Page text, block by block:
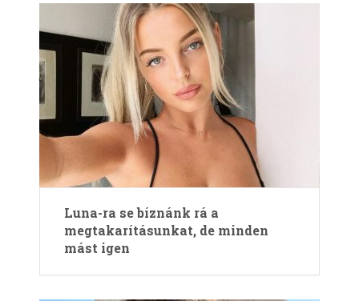
Luna-ra se bíznánk rá a
megtakarításunkat, de minden
mást igen